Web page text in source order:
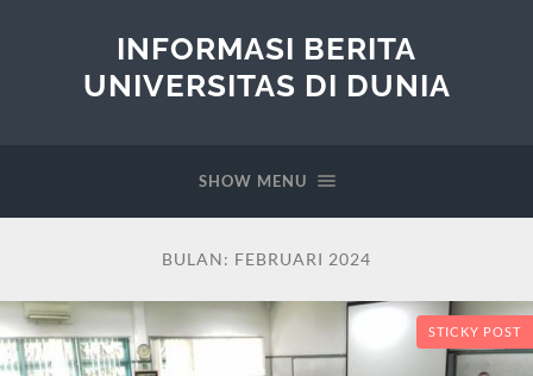
INFORMASI BERITA
UNIVERSITAS DI DUNIA
SHOW MENU
BULAN: FEBRUARI 2024
STICKY POST